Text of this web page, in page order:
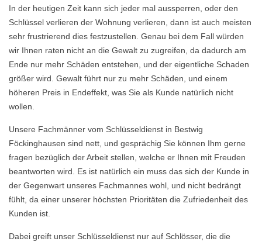
In der heutigen Zeit kann sich jeder mal aussperren, oder den
Schlüssel verlieren der Wohnung verlieren, dann ist auch meisten
sehr frustrierend dies festzustellen. Genau bei dem Fall würden
wir Ihnen raten nicht an die Gewalt zu zugreifen, da dadurch am
Ende nur mehr Schäden entstehen, und der eigentliche Schaden
größer wird. Gewalt führt nur zu mehr Schäden, und einem
höheren Preis in Endeffekt, was Sie als Kunde natürlich nicht
wollen.
Unsere Fachmänner vom Schlüsseldienst in Bestwig
Föckinghausen sind nett, und gesprächig Sie können Ihm gerne
fragen bezüglich der Arbeit stellen, welche er Ihnen mit Freuden
beantworten wird. Es ist natürlich ein muss das sich der Kunde in
der Gegenwart unseres Fachmannes wohl, und nicht bedrängt
fühlt, da einer unserer höchsten Prioritäten die Zufriedenheit des
Kunden ist.
Dabei greift unser Schlüsseldienst nur auf Schlösser, die die